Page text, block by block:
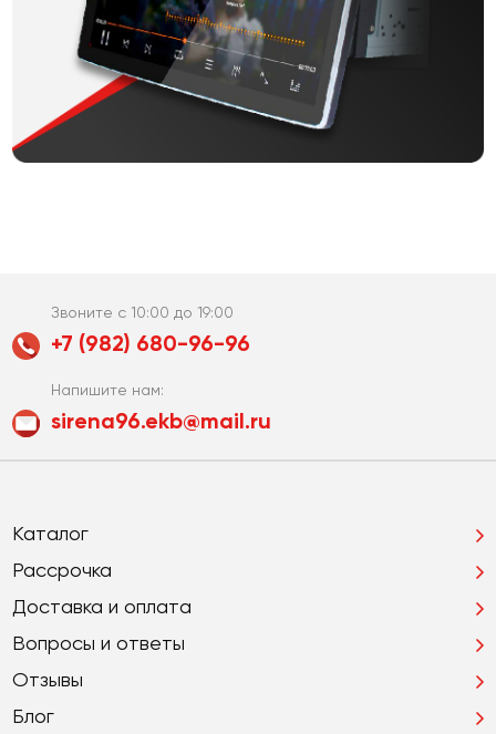
Звоните с 10:00 до 19:00
+7 (982) 680-96-96
Напишите нам:
sirena96.ekb@mail.ru
Каталог
Рассрочка
Доставка и оплата
Вопросы и ответы
Отзывы
Блог